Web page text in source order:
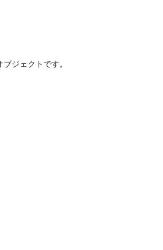
ジェクトです。